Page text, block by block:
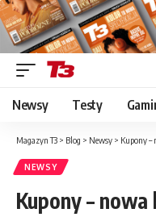
Newsy Testy
Magazyn T3 > Blog > Newsy > Kupony –
NEWSY
Kupony –